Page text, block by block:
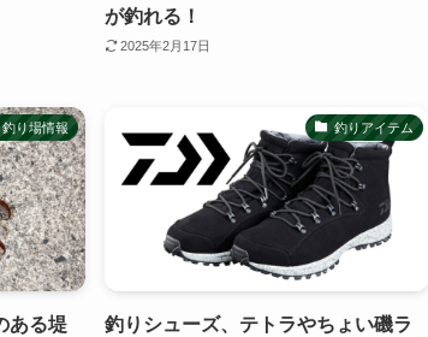
が釣れる！
2025年2月17日
釣り場情報
ある堤
釣りアイテム
釣りシューズ、テトラやちょい磯ラ